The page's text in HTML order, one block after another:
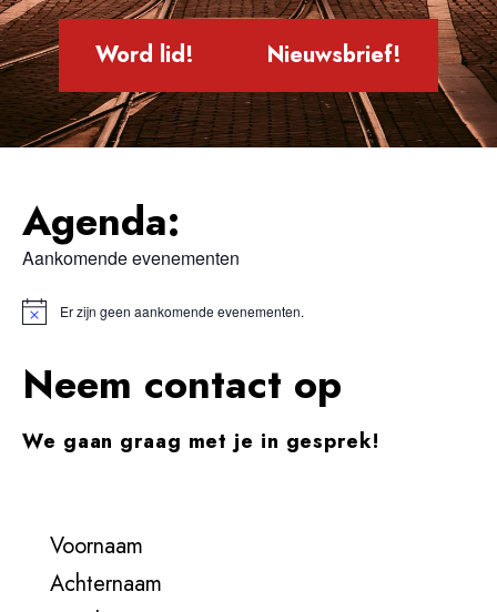
Word lid! Nieuwsbrief!
Agenda:
Aankomende evenementen
BerichtEr zijn geen aankomende evenementen.
Neem contact op
We gaan graag met je in gesprek!
Voornaam
Achternaam